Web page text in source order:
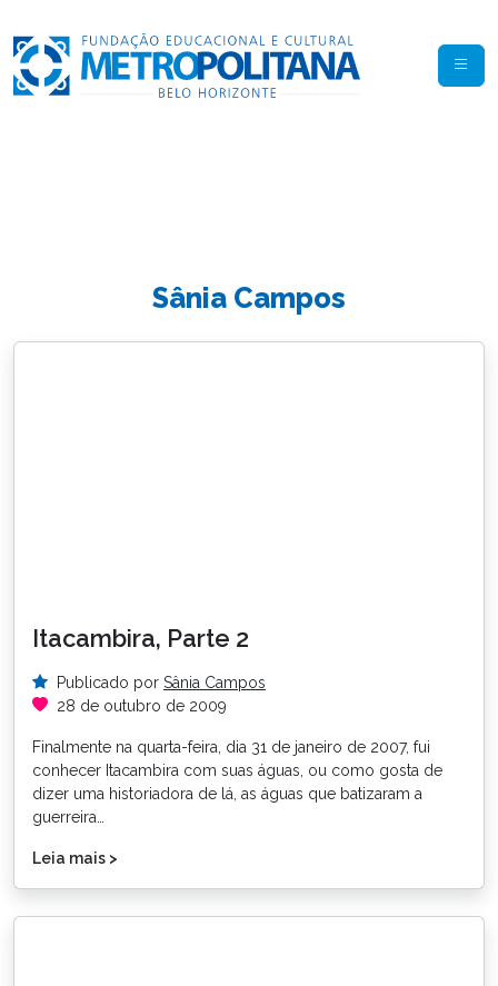
Sânia Campos
Itacambira, Parte 2
Publicado por Sânia Campos
28 de outubro de 2009
Finalmente na quarta-feira, dia 31 de janeiro de 2007, fui
conhecer Itacambira com suas águas, ou como gosta de
dizer uma historiadora de lá, as águas que batizaram a
guerreira…
Leia mais >